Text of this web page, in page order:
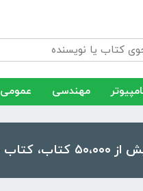
مهندسی عمومی
داشته باشید!